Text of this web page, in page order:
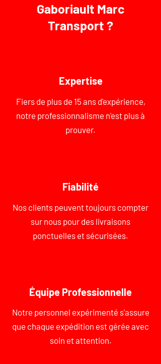
Gaboriault Marc
Transport ?
Expertise
Fiers de plus de 15 ans d'expérience,
notre professionnalisme n'est plus à
prouver.
Fiabilité
Nos clients peuvent toujours compter
sur nous pour des livraisons
ponctuelles et sécurisées.
Équipe Professionnelle
Notre personnel expérimenté s'assure
que chaque expédition est gérée avec
soin et attention.